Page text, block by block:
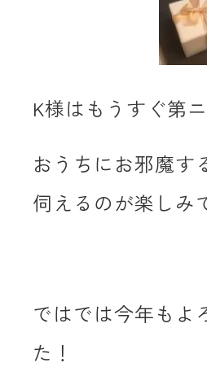
K様はもうすぐ第
おうちにお邪魔す
伺えるのが楽しみ
ではでは今年もよ
た！